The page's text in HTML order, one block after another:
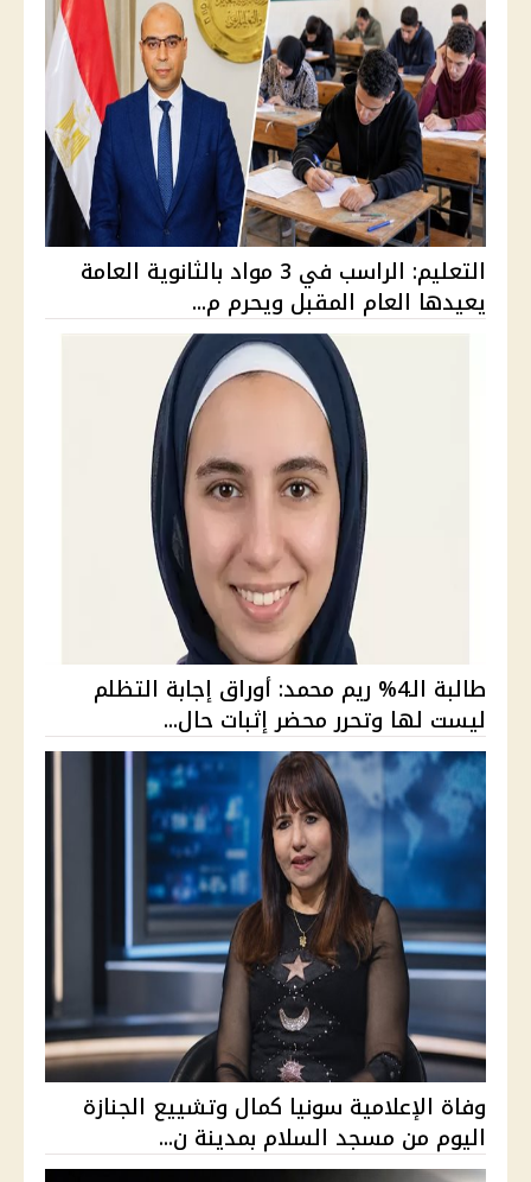
التعليم: الراسب في 3 مواد بالثانوية العامة
يعيدها العام المقبل ويحرم م...
طالبة الـ4% ريم محمد: أوراق إجابة التظلم
ليست لها وتحرر محضر إثبات حال...
وفاة الإعلامية سونيا كمال وتشييع الجنازة
اليوم من مسجد السلام بمدينة ن...